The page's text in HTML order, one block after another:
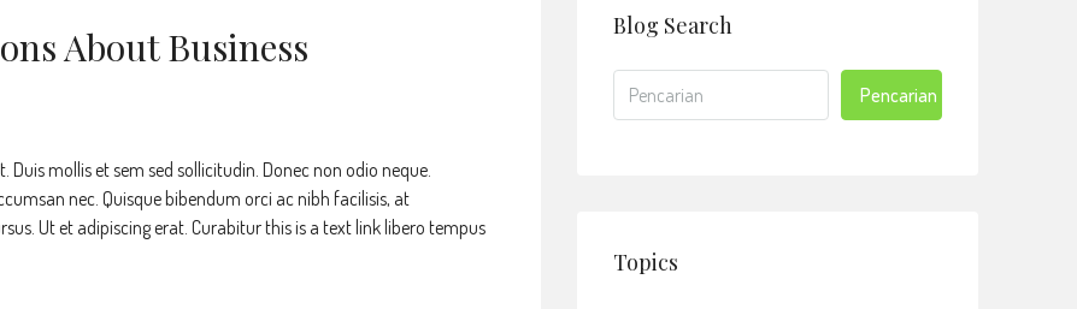
About Business
mollis et sem sed sollicitudin. Donec non odio neque.
nec. Quisque bibendum orci ac nibh facilisis, at
Ut et adipiscing erat. Curabitur this is a text link libero tempus
Blog Search
Pencarian
Topics